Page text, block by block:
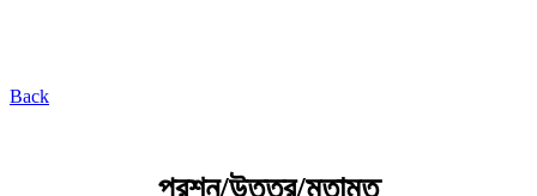
Back
প্রশ্ন/উত্তর/মতামত